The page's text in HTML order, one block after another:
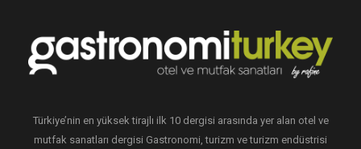
Türkiye’nin en yüksek tirajlı ilk 10 dergisi arasında yer alan otel ve
mutfak sanatları dergisi Gastronomi, turizm ve turizm endüstrisi